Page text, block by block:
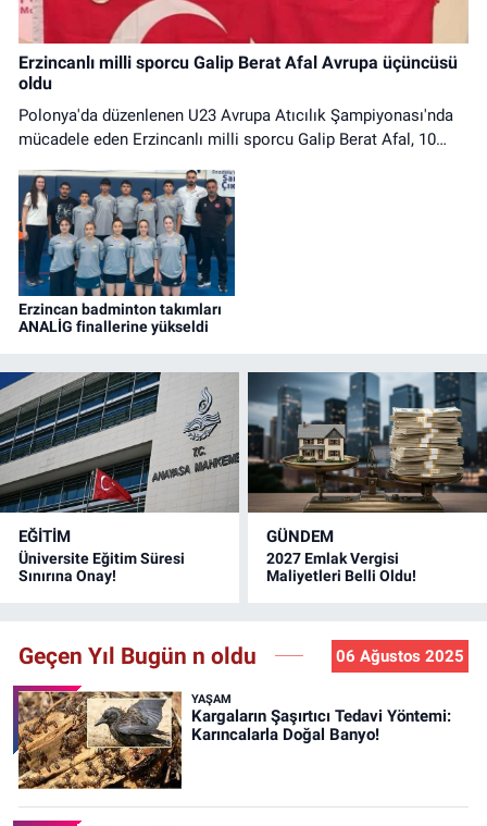
Erzincanlı milli sporcu Galip Berat Afal Avrupa üçüncüsü
oldu
Polonya'da düzenlenen U23 Avrupa Atıcılık Şampiyonası'nda
mücadele eden Erzincanlı milli sporcu Galip Berat Afal, 10
üçüncüsü olarak bronz madalya kazandı.
Erzincan badminton takımları
ANALİG finallerine yükseldi
EĞİTİM
Üniversite Eğitim Süresi
Sınırına Onay!
GÜNDEM
2027 Emlak Vergisi
Maliyetleri Belli Oldu!
Geçen Yıl Bugün n oldu 06 Ağustos 2025
YAŞAM
Kargaların Şaşırtıcı Tedavi Yöntemi:
Karıncalarla Doğal Banyo!